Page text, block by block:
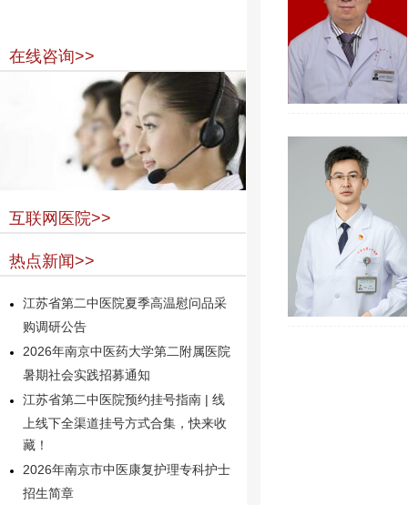
在线咨询>>
互联网医院>>
热点新闻>>
江苏省第二中医院夏季高温慰问品采
购调研公告
2026年南京中医药大学第二附属医院
暑期社会实践招募通知
江苏省第二中医院预约挂号指南 | 线
上线下全渠道挂号方式合集，快来收
藏！
2026年南京市中医康复护理专科护士
招生简章